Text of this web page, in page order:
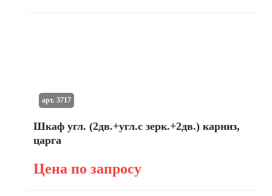
Шкаф угл. (2дв.+угл.с зерк.+2дв.) карниз,
царга
Цена по запросу
арт. 3717